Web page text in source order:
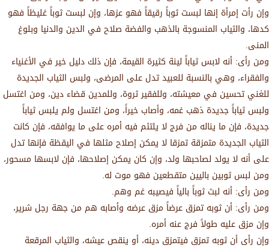
وإن رأت إمرأة إنها لبست ثوباً رقيقاً فهو عزها، وإن لبست ثوباً غليظاً فهو
كدها، والثياب المنسوجة بالذهب والفضة صلاح في الدين والدنيا وبلوغ
المنى.
ومن رأى: أنه لابس ثياباً لينة كثيرة القيمة، فإن ذلك دليل خير في الأغنياء
والفقراء، وهي بالنسبة للعبيد تدل على المرضى، ولبس الثياب الجديدة
للغني تحسين في معيشته، وللفقير ثروة، وللمدين قضاء دين، ومن اغتسل
ولبس ثياباً جديدة ذهب غمه، وأصاب خيراً، ومن اغتسل ولم يلبس ثياباً
جديدة، فإن ما يناله من فرج لا يلتئم فيه أمره على ما يوافقه، فإن كانت
الثياب الجديدة متمزقة تمزقا لا يمكن إصلاح مثلها في اليقظة فإنها تدل
على أنه لا يولد لصاحبها ولد، وإن كان يمكن إصلاحها، فإن لابسها مسحور،
ومن لبس ثوبين باليين متقطعين فهو موت له.
ومن رأى: أنه لبث ثوباً بالياً فيصيبه غم وهم.
ومن رأى: أن ثوبه تمزق عرضاً مزق عرضه وأصابه هم من جهة رجل شرير،
وإن مزق عليه طولاً فرج عنه أمره.
وإن رأى أن ثوبه تمزق فيتمزق دينه، أو ينقص عيشه، والثياب المرقعة